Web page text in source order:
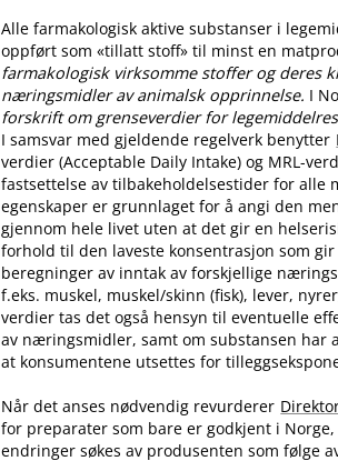
Alle farmakologisk aktive substanser i
oppført som «tillatt stoff» til minst en
farmakologisk virksomme stoffer og deres
næringsmidler av animalsk opprinnelse. I
forskrift om grenseverdier for
I samsvar med gjeldende regelverk benytter
verdier (Acceptable Daily Intake) og MRL-
fastsettelse av tilbakeholdelsestider for alle
egenskaper er grunnlaget for å angi den
gjennom hele livet uten at det gir en
forhold til den laveste konsentrasjon som
beregninger av inntak av forskjellige
f.eks. muskel, muskel​/​skinn (fisk), lever,
verdier tas det også hensyn til eventuelle
av næringsmidler, samt om substansen har
at konsumentene utsettes for
Når det anses nødvendig revurderer
for preparater som bare er godkjent i
endringer søkes av produsenten som følge